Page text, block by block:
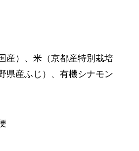
産）、米（京都産特別栽培
県産ふじ）、有機シナモン